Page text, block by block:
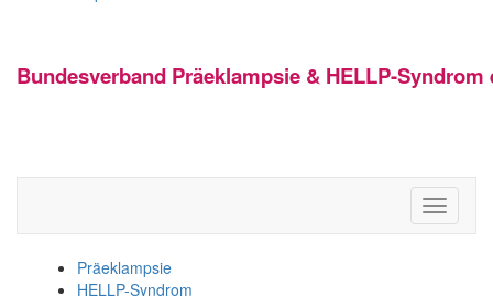
Bundesverband Präeklampsie & HELLP-Syndrom
Toggle
Präeklampsie
HELLP-Syndrom